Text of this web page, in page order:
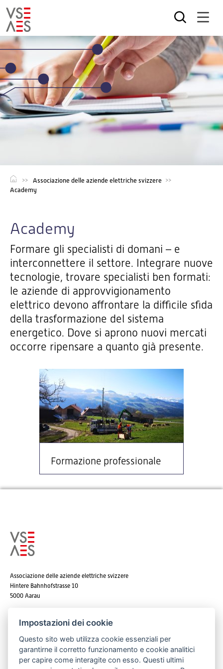
Salta
al
contenuto
principale
Associazione delle aziende elettriche svizzere
Academy
Academy
Formare gli specialisti di domani – e
interconnettere il settore. Integrare nuove
tecnologie, trovare specialisti ben formati:
le aziende di approvvigionamento
elettrico devono affrontare la difficile sfida
della trasformazione del sistema
energetico. Dove si aprono nuovi mercati
occorre ripensare a quanto già presente.
Formazione professionale
Associazione delle aziende elettriche svizzere
Hintere Bahnhofstrasse 10
5000 Aarau
E-mail:info@strom.ch
Impostazioni dei cookie
Questo sito web utilizza cookie essenziali per
garantirne il corretto funzionamento e cookie analitici
per capire come interagite con esso. Questi ultimi